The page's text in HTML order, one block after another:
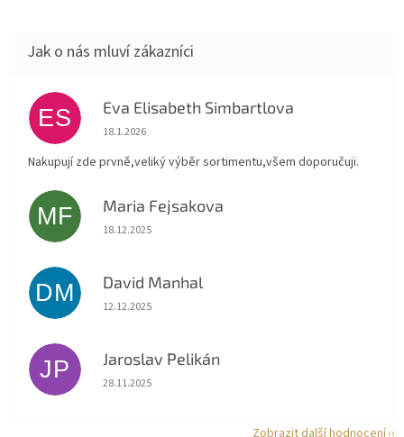
ES Eva Elisabeth Simbartlova
Hodnocení obchodu je 5 z 5 hvězdiček.
18.1.2026
Nakupují zde prvně,veliký výběr sortimentu,všem doporučuji.
MF Maria Fejsakova
Hodnocení obchodu je 5 z 5 hvězdiček.
18.12.2025
DM David Manhal
Hodnocení obchodu je 5 z 5 hvězdiček.
12.12.2025
JP Jaroslav Pelikán
Hodnocení obchodu je 5 z 5 hvězdiček.
28.11.2025